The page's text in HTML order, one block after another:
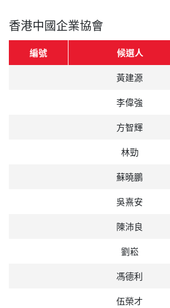
香港中國企業協會
編號 候選人
黃建源
李偉強
方智輝
林勁
蘇曉鵬
吳熹安
陳沛良
劉崧
馮德利
伍榮才